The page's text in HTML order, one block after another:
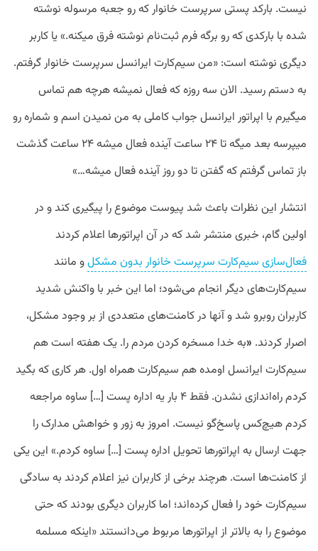
نیست. بارکد پستی سرپرست خانوار که رو جعبه مرسوله نوشته
شده با بارکدی که رو برگه فرم ثبت‌نام نوشته فرق میکنه.» یا کاربر
دیگری نوشته است: «من سیم‌کارت ایرانسل سرپرست خانوار گرفتم.
به دستم رسید. الان سه روزه که فعال نمیشه هرچه هم تماس
میگیرم با اپراتور ایرانسل جواب کاملی به من نمیدن اسم و شماره رو
میپرسه بعد میگه تا ۲۴ ساعت آینده فعال میشه ۲۴ ساعت گذشت
باز تماس گرفتم که گفتن تا دو روز آینده فعال میشه…»
انتشار این نظرات باعث شد پیوست موضوع را پیگیری کند و در
اولین گام، خبری منتشر شد که در آن اپراتورها اعلام کردند
فعال‌سازی سیم‌کارت سرپرست خانوار بدون مشکلو مانند
سیم‌کارت‌های دیگر انجام می‌شود؛ اما این خبر با واکنش شدید
کاربران روبرو شد و آنها در کامنت‌های متعددی از بر وجود مشکل،
اصرار کردند. «به خدا مسخره کردن مردم را. یک هفته است هم
سیم‌کارت ایرانسل اومده هم سیم‌کارت همراه اول. هر کاری که بگید
کردم راه‌اندازی نشدن. فقط ۴ بار یه اداره پست […] ساوه مراجعه
کردم هیچ‌کس پاسخ‌گو نیست. امروز به زور و خواهش مدارک را
جهت ارسال به اپراتورها تحویل اداره پست […] ساوه کردم.» این یکی
از کامنت‌ها است. هرچند برخی از کاربران نیز اعلام کردند به سادگی
سیم‌کارت خود را فعال کرده‌اند؛ اما کاربران دیگری بودند که حتی
موضوع را به بالاتر از اپراتورها مربوط می‌دانستند «اینکه مسلمه